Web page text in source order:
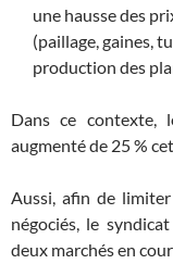
une hausse des
(paillage, gaines,
production des
Dans ce contexte,
augmenté de 25 %
Aussi, afin de
négociés, le
deux marchés en